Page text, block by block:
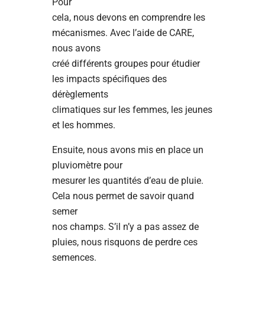
cela, nous devons en comprendre les
mécanismes. Avec l’aide de CARE,
nous avons
créé différents groupes pour étudier
les impacts spécifiques des
dérèglements
climatiques sur les femmes, les jeunes
et les hommes.
Ensuite, nous avons mis en place un
pluviomètre pour
mesurer les quantités d’eau de pluie.
Cela nous permet de savoir quand
semer
nos champs. S’il n’y a pas assez de
pluies, nous risquons de perdre ces
semences.